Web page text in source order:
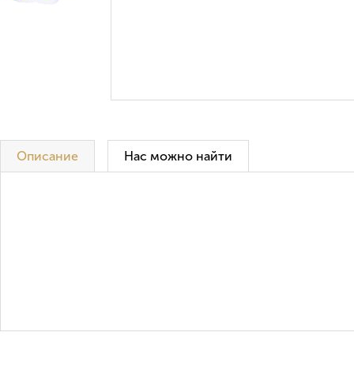
Описание Нас можно найти